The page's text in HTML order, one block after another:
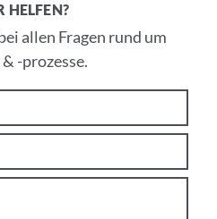
HELFEN?
allen Fragen rund um
-prozesse.